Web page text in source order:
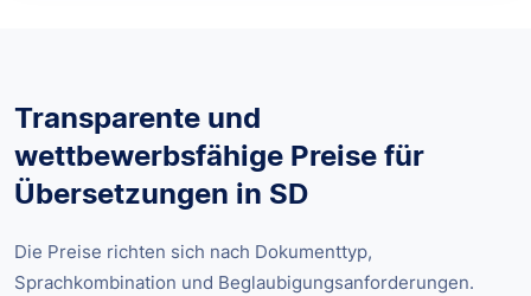
Transparente und
wettbewerbsfähige Preise für
Übersetzungen in SD
Die Preise richten sich nach Dokumenttyp,
Sprachkombination und Beglaubigungsanforderungen.